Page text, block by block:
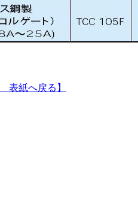
表紙へ戻る 】